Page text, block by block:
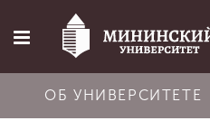
ОБ УНИВЕРСИТЕТЕ